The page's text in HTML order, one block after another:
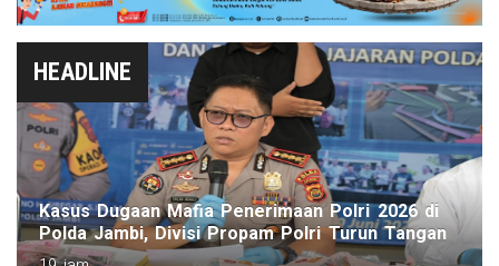
HEADLINE
Kasus Dugaan Mafia Penerimaan Polri 2026 di
Polda Jambi, Divisi Propam Polri Turun Tangan